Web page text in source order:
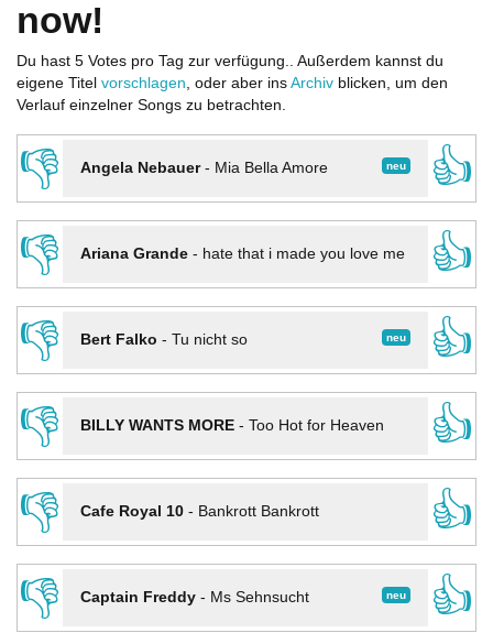
now!
Du hast 5 Votes pro Tag zur verfügung.. Außerdem kannst du
eigene Titel vorschlagen, oder aber ins Archiv blicken, um den
Verlauf einzelner Songs zu betrachten.
👎 neu
Angela Nebauer- Mia Bella Amore
👍
👎
Ariana Grande- hate that i made you love me
👍
👎
neu
Bert Falko - Tu nicht so
👍
👎
BILLY WANTS MORE- Too Hot for Heaven
👍
👎
Cafe Royal 10- Bankrott Bankrott
👍
👎
neu
Captain Freddy- Ms Sehnsucht
👍